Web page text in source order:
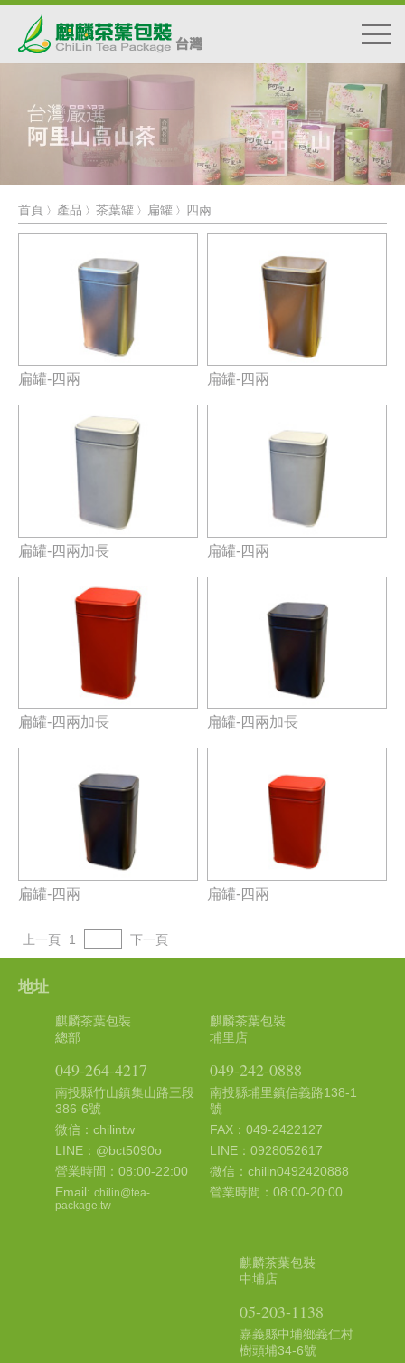
首頁 〉 產品 〉 茶葉罐 〉 扁罐 〉 四兩
扁罐-四兩 扁罐-四兩
扁罐-四兩加長 扁罐-四兩
扁罐-四兩加長 扁罐-四兩加長
扁罐-四兩 扁罐-四兩
上一頁 1 下一頁
地址
麒麟茶葉包裝
總部
049-264-4217
南投縣竹山鎮集山路三段
386-6號
微信：chilintw
LINE：@bct5090o
營業時間：08:00-22:00
Email: chilin@tea-
package.tw
麒麟茶葉包裝
埔里店
049-242-0888
南投縣埔里鎮信義路138-1
號
FAX：049-2422127
LINE：0928052617
微信：chilin0492420888
營業時間：08:00-20:00
麒麟茶葉包裝
中埔店
05-203-1138
嘉義縣中埔鄉義仁村
樹頭埔34-6號